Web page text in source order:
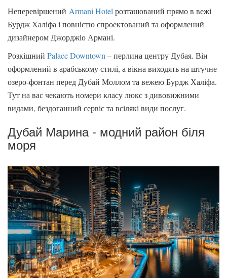
Неперевіршений Armani Hotel розташований прямо в вежі
Бурдж Халіфа і повністю спроектований та оформлений
дизайнером Джорджіо Армані.
Розкішний Palace Downtown – перлина центру Дубая. Він
оформлений в арабському стилі, а вікна виходять на штучне
озеро-фонтан перед Дубай Моллом та вежею Бурдж Халіфа.
Тут на вас чекають номери класу люкс з дивовижними
видами, бездоганний сервіс та всілякі види послуг.
Дубай Марина - модний район біля
моря